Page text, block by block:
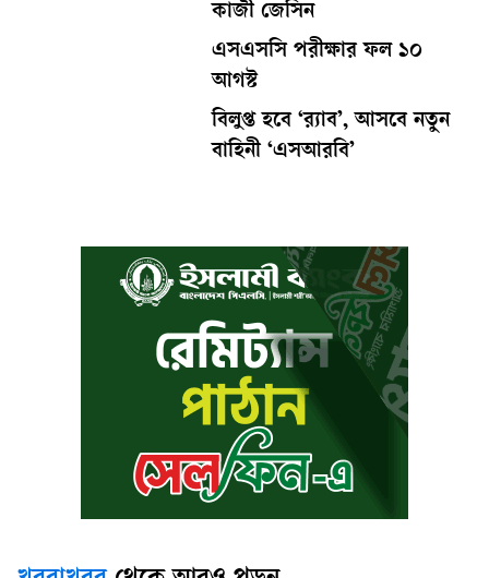
কাজী জেসিন
এসএসসি পরীক্ষার ফল ১০
আগস্ট
বিলুপ্ত হবে ‘র‍্যাব’, আসবে নতুন
বাহিনী ‘এসআরবি’